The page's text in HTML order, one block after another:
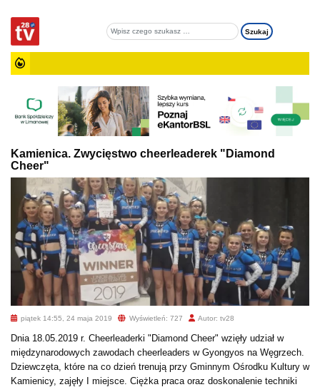
Kamienica. Zwycięstwo cheerleaderek "Diamond
Cheer"
piątek 14:55, 24 maja 2019 Wyświetleń: 727 Autor: tv28
Dnia 18.05.2019 r. Cheerleaderki "Diamond Cheer" wzięły udział w
międzynarodowych zawodach cheerleaders w Gyongyos na Węgrzech.
Dziewczęta, które na co dzień trenują przy Gminnym Ośrodku Kultury w
Kamienicy, zajęły I miejsce. Ciężka praca oraz doskonalenie techniki